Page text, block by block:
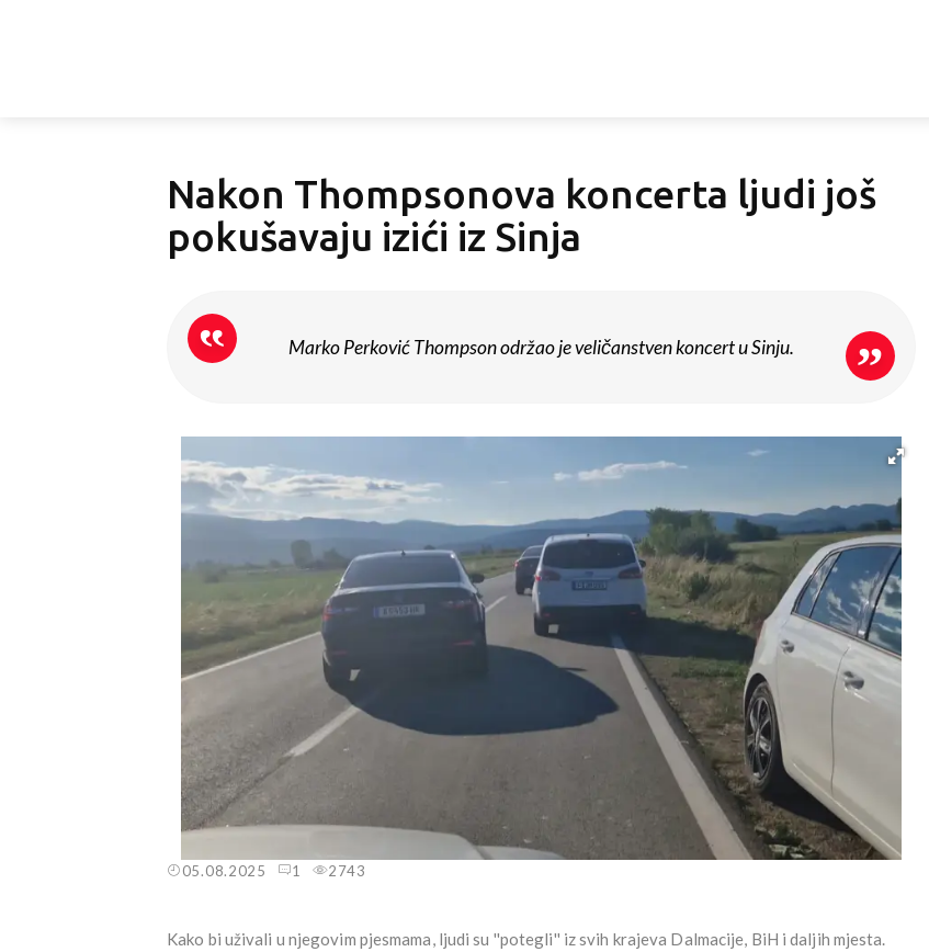
Nakon Thompsonova koncerta ljudi još
pokušavaju izići iz Sinja
Marko Perković Thompson održao je veličanstven koncert u Sinju.
05.08.2025 1 2743
Kako bi uživali u njegovim pjesmama, ljudi su ''potegli'' iz svih krajeva Dalmacije, BiH i daljih mjesta.